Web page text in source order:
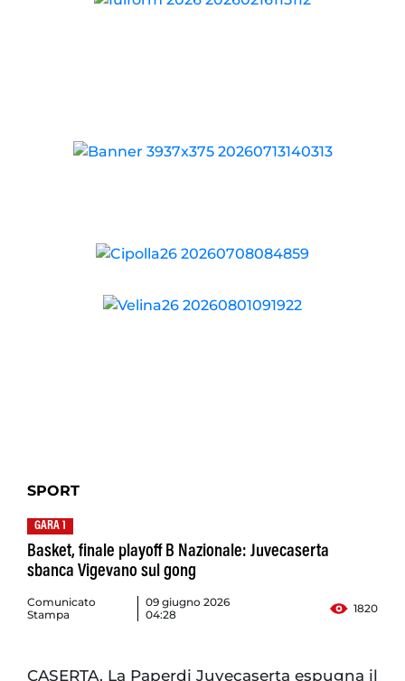
SPORT
GARA 1
Basket, finale playoff B Nazionale: Juvecaserta
sbanca Vigevano sul gong
Comunicato
Stampa
09 giugno 2026
04:28
1820
CASERTA. La Paperdi Juvecaserta espugna il